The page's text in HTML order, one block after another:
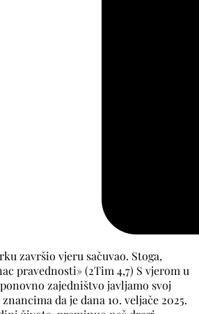
završio vjeru sačuvao. Stoga,
pravednosti» (2Tim 4,7) S vjerom u
zajedništvo javljamo svoj
da je dana 10. veljače 2025.